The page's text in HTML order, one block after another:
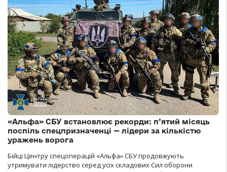
«Альфа» СБУ встановлює рекорди: п’ятий місяць
поспіль спецпризначенці — лідери за кількістю
уражень ворога
Бійці Центру спецоперацій «Альфа» СБУ продовжують
утримувати лідерство серед усіх складових Сил оборони